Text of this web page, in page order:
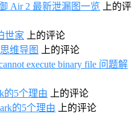
Air 2 最新泄漏图一览 上的评
世家 上的评论
维导图
上的评论
execute binary file 问题解
的5个理由 上的评论
的5个理由 上的评论